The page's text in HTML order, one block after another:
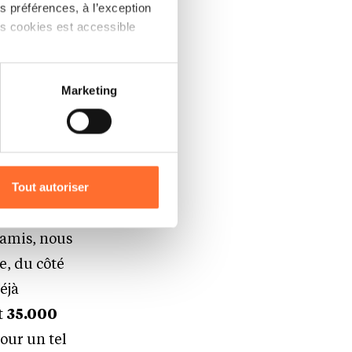
préférences, à l’exception
cookies est accessible
sur les réseaux
être affectées en
à traiter vos données
protection des données
Marketing
Tout autoriser
ce qui
la
flyers.
les
des
Nous
nous
du côté
35.000
un tel